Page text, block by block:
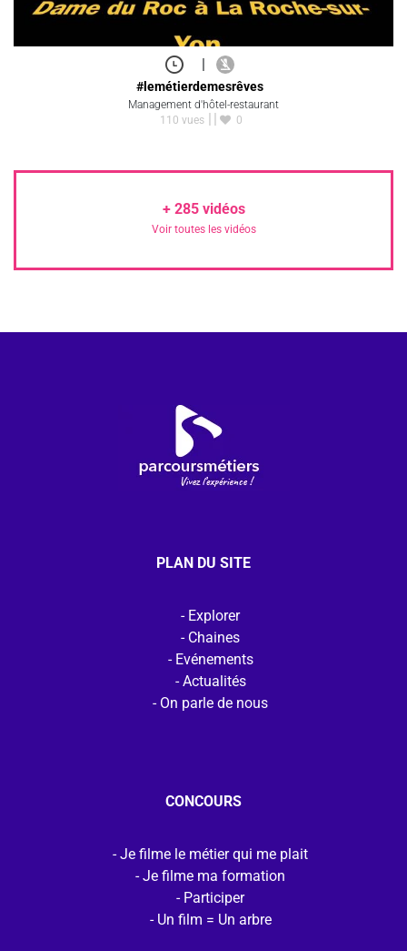
|
#lemétierdemesrêves
Management d'hôtel-restaurant
110 vues
0
+ 285vidéos
Voir toutes les vidéos
PLAN DU SITE
Explorer
Chaines
Evénements
Actualités
On parle de nous
CONCOURS
Je filme le métier qui me plait
Je filme ma formation
Participer
Un film = Un arbre